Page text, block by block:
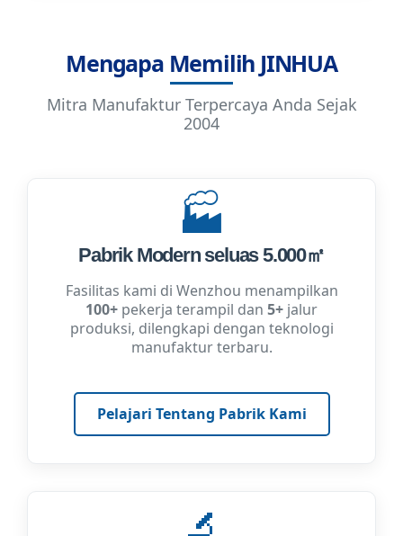
Mengapa Memilih JINHUA
Mitra Manufaktur Terpercaya Anda Sejak
2004
🏭
Pabrik Modern seluas 5.000㎡
Fasilitas kami di Wenzhou menampilkan
100+ pekerja terampil dan 5+ jalur
produksi, dilengkapi dengan teknologi
manufaktur terbaru.
Pelajari Tentang Pabrik Kami